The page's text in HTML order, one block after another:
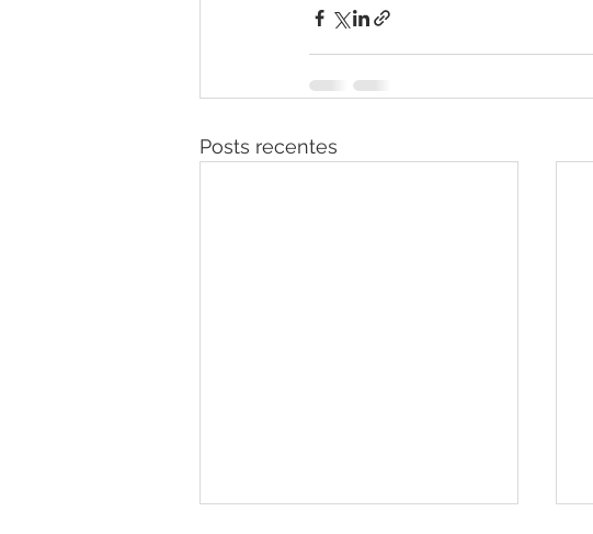
Posts recentes